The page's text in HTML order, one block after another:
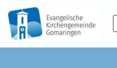
Zum
Inhalt